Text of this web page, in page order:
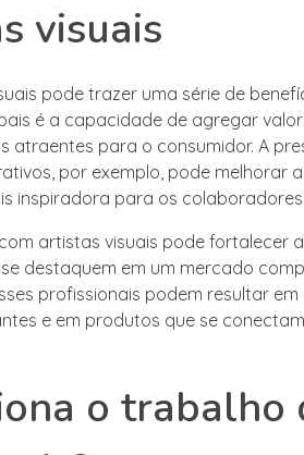
visuais
pode trazer uma série de
é a capacidade de agregar
atraentes para o consumidor. A
por exemplo, pode melhorar
inspiradora para os colaboradores.
artistas visuais pode fortalecer
destaquem em um mercado
profissionais podem resultar
e em produtos que se
o trabalho